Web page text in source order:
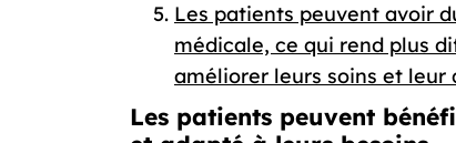
Les patients peuvent avoir
médicale, ce qui rend plus
améliorer leurs soins et leur
Les patients peuvent